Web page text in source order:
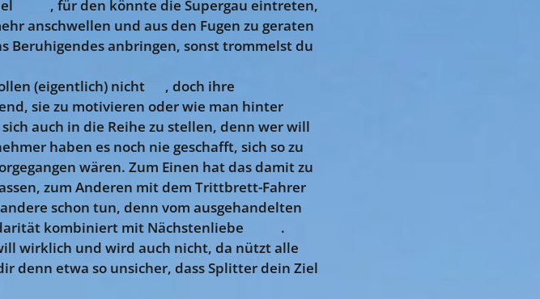
🤣🤣, für den könnte die Supergau eintreten,
anschwellen und aus den Fugen zu geraten
Beruhigendes anbringen, sonst trommelst du
(eigentlich) nicht 😉, doch ihre
sie zu motivieren oder wie man hinter
auch in die Reihe zu stellen, denn wer will
haben es noch nie geschafft, sich so zu
wären. Zum Einen hat das damit zu
zum Anderen mit dem Trittbrett-Fahrer
schon tun, denn vom ausgehandelten
kombiniert mit Nächstenliebe 🤣😫.
wirklich und wird auch nicht, da nützt alle
denn etwa so unsicher, dass Splitter dein Ziel